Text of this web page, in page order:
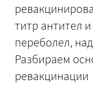
титр антител
переболел,
Разбираем
ревакцинации